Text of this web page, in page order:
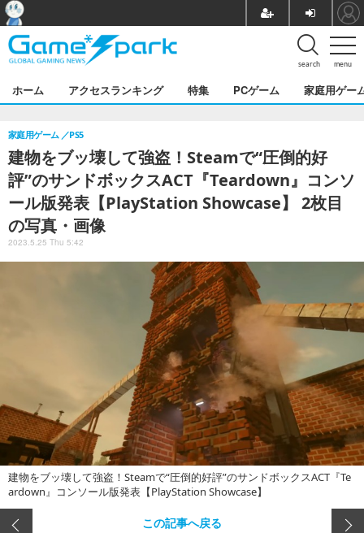
menu
search
ホーム アクセスランキング 特集 PCゲーム 家庭用ゲー
建物をブッ壊して強盗！Steamで“圧倒的好
評”のサンドボックスACT『Teardown』コンソ
ール版発表【PlayStation Showcase】 2枚目
の写真・画像
家庭用ゲーム PS5
2023.5.25 Thu 5:42
建物をブッ壊して強盗！Steamで“圧倒的好評”のサンドボックスACT『Te
ardown』コンソール版発表【PlayStation Showcase】
この記事へ戻る